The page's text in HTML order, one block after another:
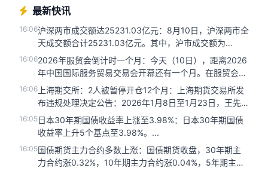
最新快讯
16:06沪深两市成交额达25231.03亿元：8月10日，沪深两市全
天成交额合计25231.03亿元。其中，沪市成交额为
1166...
16:062026年服贸会倒计时一个月：今天（10日），距离2026
年中国国际服务贸易交易会开幕还有一个月。在服贸会永
久会址首钢园...
16:06 上海期交所：2人被暂停开仓12个月：上海期货交易所发
布违规处理决定公告：2026年1月8日至1月23日，王先
跃、谢远超分...
16:05日本30年期国债收益率上涨至3.98%：日本30年期国债
收益率上升5个基点至3.98%。...
16:05国债期货主力合约多数上涨：国债期货收盘，30年期主
力合约涨0.32%，10年期主力合约涨0.04%，5年期主力